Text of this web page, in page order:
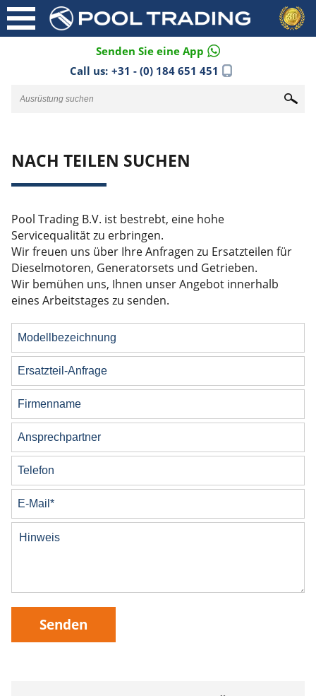
Senden Sie eine App
Call us: +31 - (0) 184 651 451
NACH TEILEN SUCHEN
Pool Trading B.V. ist bestrebt, eine hohe
Servicequalität zu erbringen.
Wir freuen uns über Ihre Anfragen zu Ersatzteilen für
Dieselmotoren, Generatorsets und Getrieben.
Wir bemühen uns, Ihnen unser Angebot innerhalb
eines Arbeitstages zu senden.
Senden